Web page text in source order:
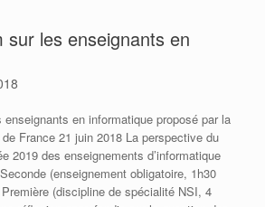
sur les enseignants en
enseignants en informatique proposé par la
France 21 juin 2018 La perspective du
2019 des enseignements d’informatique
(enseignement obligatoire, 1h30
(discipline de spécialité NSI, 4